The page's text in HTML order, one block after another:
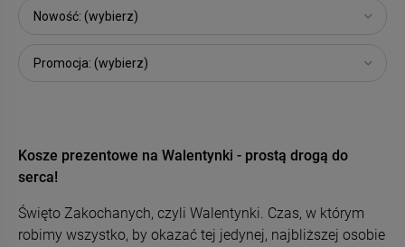
Nowość: (wybierz)
Promocja: (wybierz)
Kosze prezentowe na Walentynki - prostą drogą do
serca!
Święto Zakochanych, czyli Walentynki. Czas, w którym
robimy wszystko, by okazać tej jedynej, najbliższej osobie